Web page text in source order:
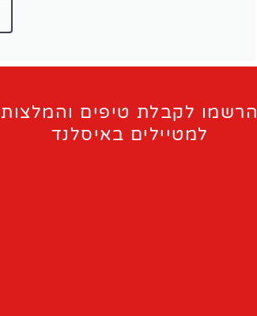
הרשמו לקבלת טיפים והמלצות
למטיילים באיסלנד